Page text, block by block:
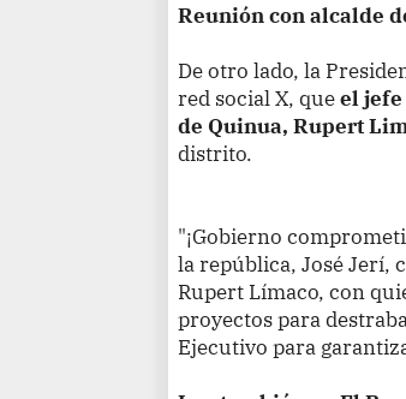
Reunión con alcalde
De otro lado, la
red social X, queel
de Quinua, Rupert
distrito.
"¡Gobierno
la república, José Jerí,
Rupert Límaco, con
proyectos para
Ejecutivo para